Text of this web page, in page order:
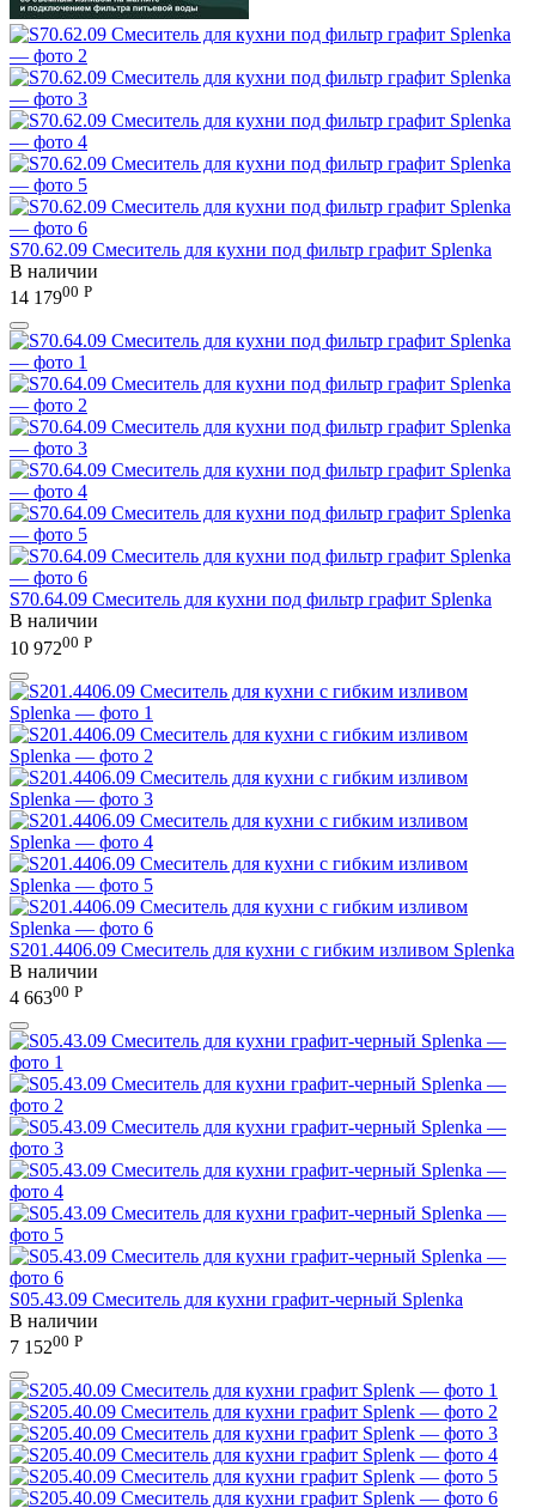
S70.62.09 Смеситель для кухни под фильтр графит Splenka
В наличии
14 17900 Р
S70.64.09 Смеситель для кухни под фильтр графит Splenka
В наличии
10 97200 Р
S201.4406.09 Смеситель для кухни с гибким изливом Splenka
В наличии
4 66300 Р
S05.43.09 Смеситель для кухни графит-черный Splenka
В наличии
7 15200 Р